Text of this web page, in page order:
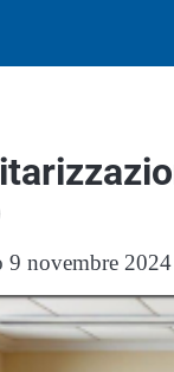
9 novembre